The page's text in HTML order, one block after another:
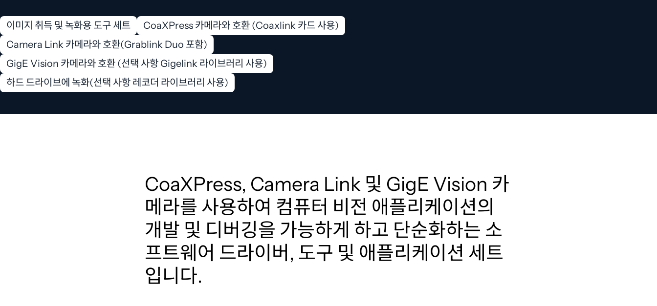
이미지 취득 및 녹화용 도구 세트
CoaXPress 카메라와 호환 (Coaxlink 카드 사용)
Camera Link 카메라와 호환(Grablink Duo 포함)
GigE Vision 카메라와 호환 (선택 사항 Gigelink 라이브러리 사용)
하드 드라이브에 녹화(선택 사항 레코더 라이브러리 사용)
CoaXPress, Camera Link 및 GigE Vision 카
메라를 사용하여 컴퓨터 비전 애플리케이션의
개발 및 디버깅을 가능하게 하고 단순화하는 소
프트웨어 드라이버, 도구 및 애플리케이션 세트
입니다.